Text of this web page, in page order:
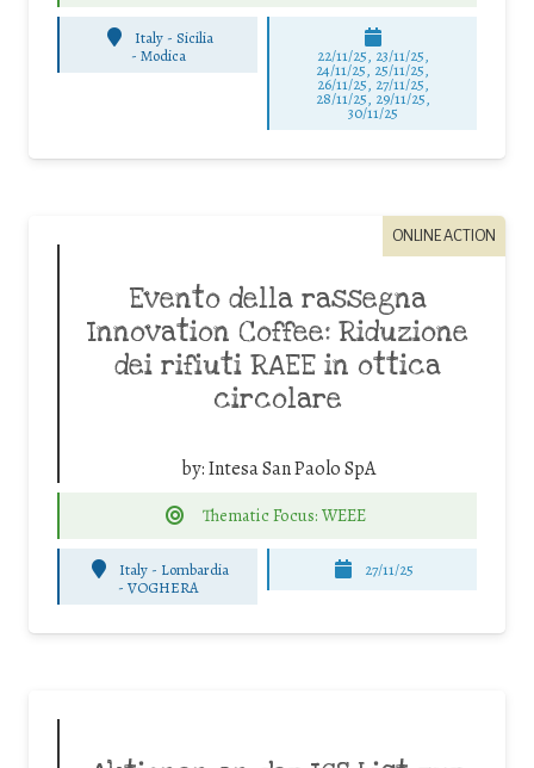
Italy - Sicilia
- Modica 22/11/25, 23/11/25,
24/11/25, 25/11/25,
26/11/25, 27/11/25,
28/11/25, 29/11/25,
30/11/25
ONLINE ACTION
Evento della rassegna
Innovation Coffee: Riduzione
dei rifiuti RAEE in ottica
circolare
by:Intesa San Paolo SpA
Thematic Focus: WEEE
Italy - Lombardia
-VOGHERA
27/11/25